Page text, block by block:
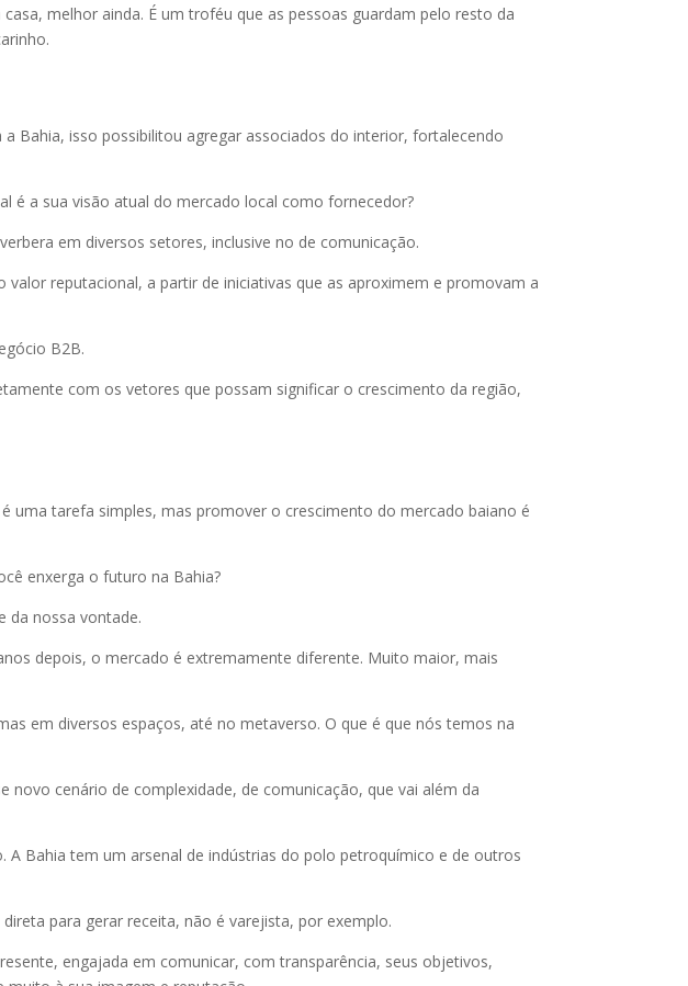
melhor ainda. É um troféu que as pessoas guardam pelo resto da
Bahia, isso possibilitou agregar associados do interior, fortalecendo
é a sua visão atual do mercado local como fornecedor?
em diversos setores, inclusive no de comunicação.
reputacional, a partir de iniciativas que as aproximem e promovam a
B2B.
com os vetores que possam significar o crescimento da região,
tarefa simples, mas promover o crescimento do mercado baiano é
enxerga o futuro na Bahia?
da nossa vontade.
depois, o mercado é extremamente diferente. Muito maior, mais
em diversos espaços, até no metaverso. O que é que nós temos na
cenário de complexidade, de comunicação, que vai além da
Bahia tem um arsenal de indústrias do polo petroquímico e de outros
para gerar receita, não é varejista, por exemplo.
engajada em comunicar, com transparência, seus objetivos,